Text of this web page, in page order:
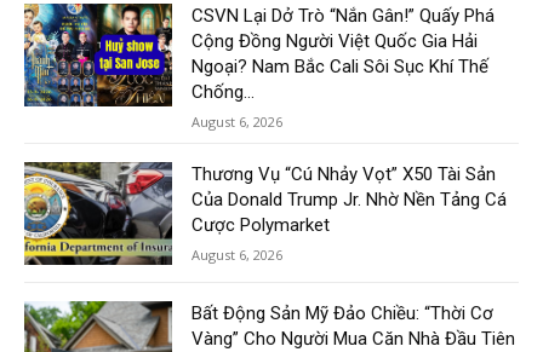
CSVN Lại Dở Trò “Nắn Gân!” Quấy Phá
Cộng Đồng Người Việt Quốc Gia Hải
Ngoại? Nam Bắc Cali Sôi Sục Khí Thế
Chống...
August 6, 2026
Thương Vụ “Cú Nhảy Vọt” X50 Tài Sản
Của Donald Trump Jr. Nhờ Nền Tảng Cá
Cược Polymarket
August 6, 2026
Bất Động Sản Mỹ Đảo Chiều: “Thời Cơ
Vàng” Cho Người Mua Căn Nhà Đầu Tiên